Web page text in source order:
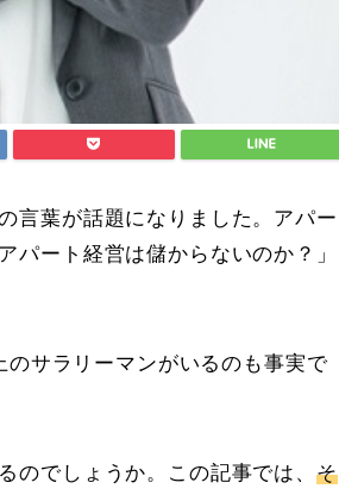
言葉が話題になりました。アパー
パート経営は儲からないのか？」
サラリーマンがいるのも事実で
のでしょうか。この記事では、 そ